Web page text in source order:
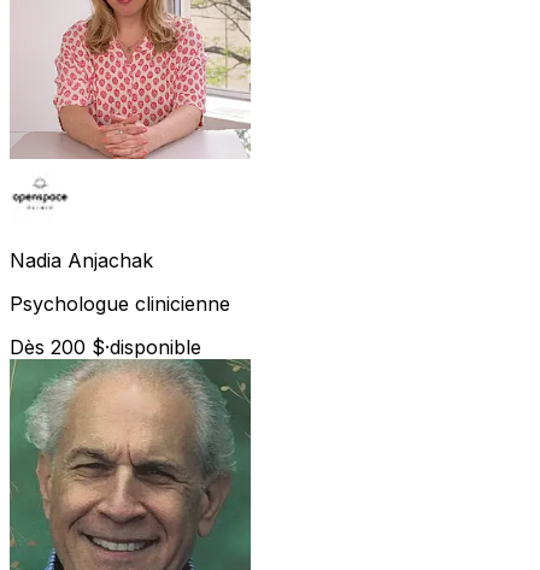
Nadia Anjachak
Psychologue clinicienne
Dès 200 $·disponible